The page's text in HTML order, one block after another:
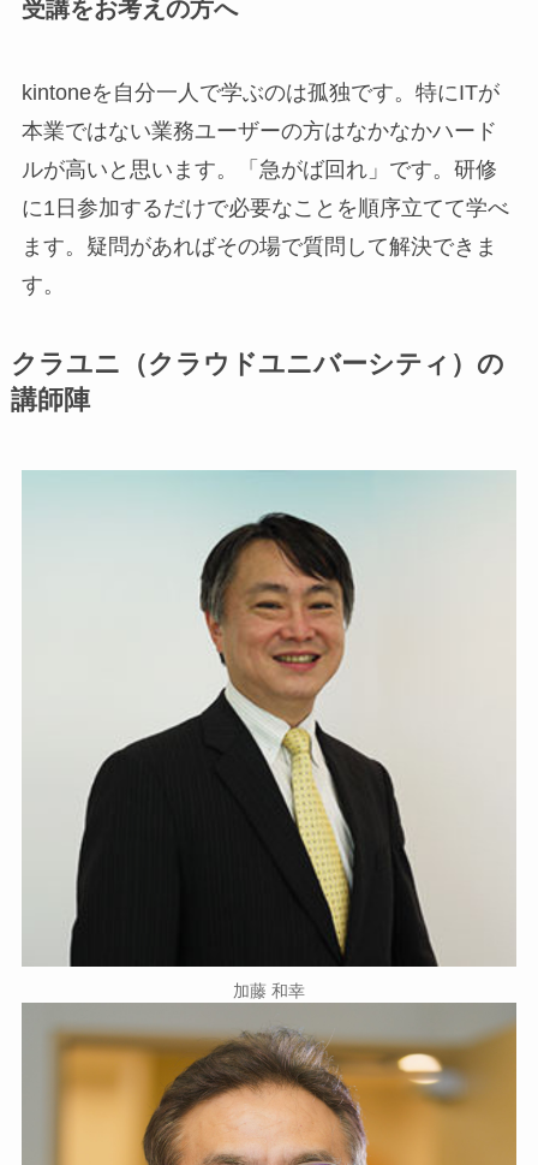
受講をお考えの方へ
kintoneを自分一人で学ぶのは孤独です。特にITが
本業ではない業務ユーザーの方はなかなかハード
ルが高いと思います。「急がば回れ」です。研修
に1日参加するだけで必要なことを順序立てて学べ
ます。疑問があればその場で質問して解決できま
す。
クラユニ（クラウドユニバーシティ）の
講師陣
加藤 和幸